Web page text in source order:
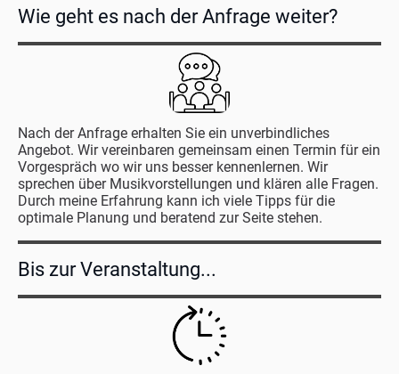
Wie geht es nach der Anfrage weiter?
Nach der Anfrage erhalten Sie ein unverbindliches
Angebot. Wir vereinbaren gemeinsam einen Termin für ein
Vorgespräch wo wir uns besser kennenlernen. Wir
sprechen über Musikvorstellungen und klären alle Fragen.
Durch meine Erfahrung kann ich viele Tipps für die
optimale Planung und beratend zur Seite stehen.
Bis zur Veranstaltung...